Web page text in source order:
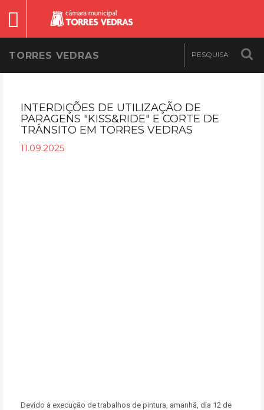
TORRES VEDRAS
INTERDIÇÕES DE UTILIZAÇÃO DE
PARAGENS "KISS&RIDE" E CORTE DE
TRÂNSITO EM TORRES VEDRAS
11.09.2025
Devido à execução de trabalhos de pintura, amanhã, dia 12 de